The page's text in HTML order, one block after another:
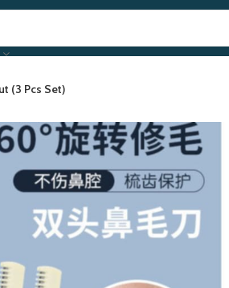
(3 Pcs Set)